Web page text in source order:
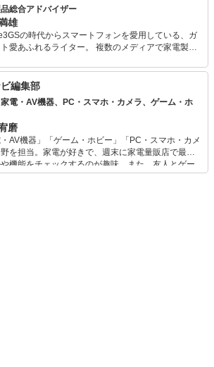
総合アドバイザー
雄
の時代からスマートフォンを愛用している、ガ
愛あふれるライター。 複数のメディアで家電製品
らオーディオ、パソコンまで、幅広く知識を問わ
製品総合アドバイザー試験に一発合格。 最新機種
なのはもちろん、過去の名機を安価に楽しむのも好
編集部
電・AV機器、PC・スマホ・カメラ、ゲーム・ホ
磨
・AV機器」「ゲーム・ホビー」「PC・スマホ・カメ
を担当。家電が好きで、週末に家電量販店で最新
機能をチェックするのが趣味。また、友人とゲー
みながら、新作タイトルやイベント情報もいち早